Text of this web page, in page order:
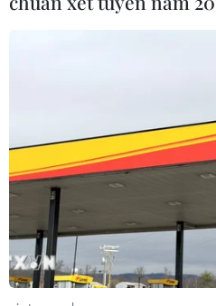
Đại sứ Ngô Hướng Nam